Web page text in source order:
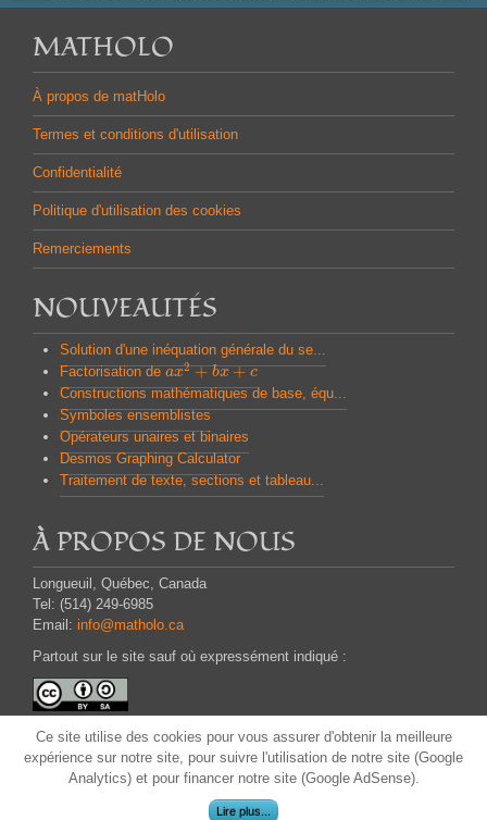
MATHOLO
À propos de matHolo
Termes et conditions d'utilisation
Confidentialité
Politique d'utilisation des cookies
Remerciements
NOUVEAUTÉS
Solution d'une inéquation générale du se...
Factorisation deax2 + bx + c
ax2+bx +c
Constructions mathématiques de base, équ...
Symboles ensemblistes
Opérateurs unaires et binaires
Desmos Graphing Calculator
Traitement de texte, sections et tableau...
À PROPOS DE NOUS
Longueuil, Québec, Canada
Tel: (514) 249-6985
Email: info@matholo.ca
Partout sur le site sauf où expressément indiqué :
Attribution - Partage dans les Mêmes Conditions
CC BY-SA
Ce site utilise des cookies pour vous assurer d'obtenir la meilleure
expérience sur notre site, pour suivre l'utilisation de notre site (Google
Analytics) et pour financer notre site(Google AdSense).
Lire plus...